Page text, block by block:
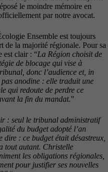
le moindre mémoire en
par notre avocat.
Ensemble est toujours
de la majorité régionale. Pour sa
est clair : “La Région choisit de
de blocage qui vise à
donc l’audience et, in
pas anodine : elle traduit une
qui redoute de perdre ce
la fin du mandat.”
: seul le tribunal administratif
du budget adopté l’an
: ce budget était désastreux,
tout autant. Christelle
les obligations régionales,
pour justifier ses nouvelles